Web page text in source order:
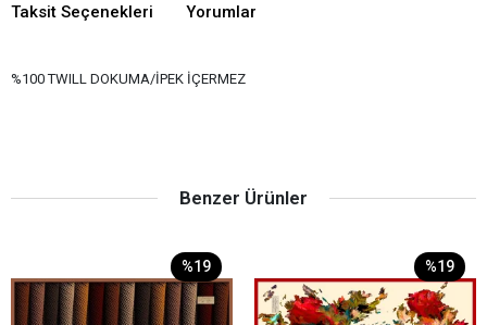
Taksit Seçenekleri Yorumlar
%100 TWILL DOKUMA/İPEK İÇERMEZ
Benzer Ürünler
%19 %19